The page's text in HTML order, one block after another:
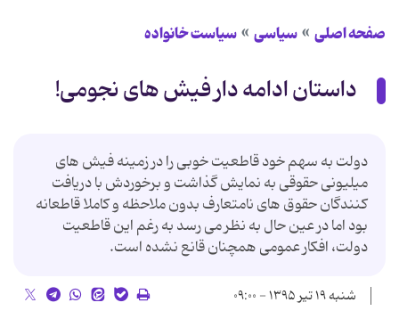
صفحه اصلی سیاسی سیاست خانواده
داستان ادامه دار فیش های نجومی!
دولت به سهم خود قاطعیت خوبی را در زمینه فیش های
میلیونی حقوقی به نمایش گذاشت و برخوردش با دریافت
کنندگان حقوق های نامتعارف بدون ملاحظه و کاملا قاطعانه
بود اما در عین حال به نظر می رسد به رغم این قاطعیت
دولت، افکار عمومی همچنان قانع نشده است.
شنبه ۱۹ تیر ۱۳۹۵ - ۰۹:۰۰